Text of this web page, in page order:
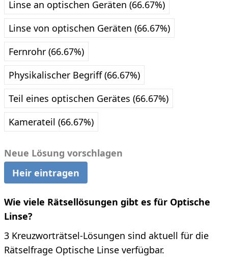
Linse an optischen Geräten (66.67%)
Linse von optischen Geräten (66.67%)
Fernrohr (66.67%)
Physikalischer Begriff (66.67%)
Teil eines optischen Gerätes (66.67%)
Kamerateil (66.67%)
Neue Lösung vorschlagen
Heir eintragen
Wie viele Rätsellösungen gibt es für Optische
Linse?
3 Kreuzworträtsel-Lösungen sind aktuell für die
Rätselfrage Optische Linse verfügbar.